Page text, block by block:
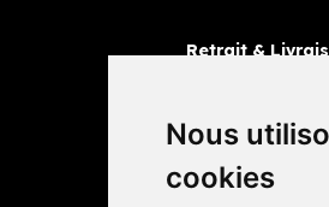
Nous
cookies
Retrait &
Livraisons